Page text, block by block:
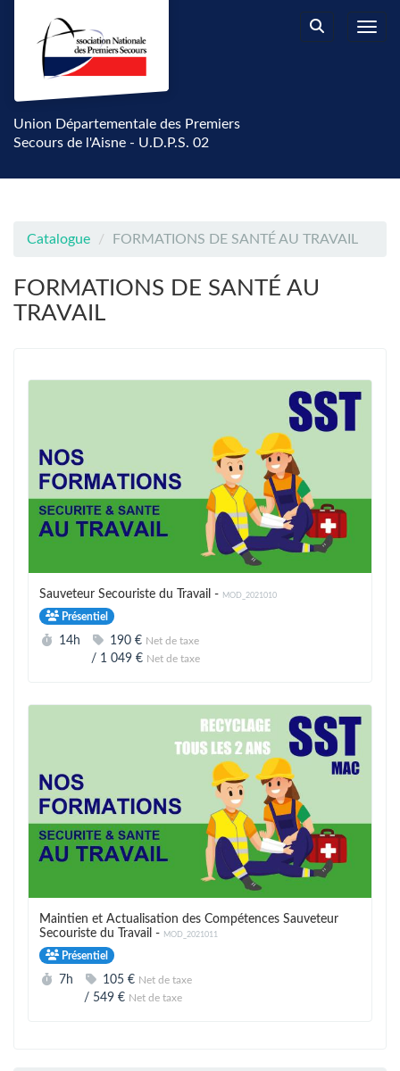
Aller au menu principal
Aller au contenu principal
Personnaliser l'interface
Rechercher
Union Départementale des Premiers
Secours de l'Aisne - U.D.P.S. 02
Catalogue FORMATIONS DE SANTÉ AU TRAVAIL
FORMATIONS DE SANTÉ AU
TRAVAIL
Sauveteur Secouriste du Travail - MOD_2021010
Présentiel
Durée :
14h Prix :
190 € Net de taxe
/ 1 049 € Net de taxe
Maintien et Actualisation des Compétences Sauveteur
Secouriste du Travail - MOD_2021011
Présentiel
Durée :
7h Prix :
105 € Net de taxe
/ 549 € Net de taxe